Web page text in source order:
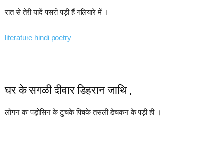
रात से तेरी यादें पसरी पड़ी हैं गलियारे में ।
literature hindi poetry
घर के सगळी दीवार डिहरान जाथि ,
लोगन का पड़ोसिन के टुचके पिचके तसली डेचकन के पड़ी ही ।